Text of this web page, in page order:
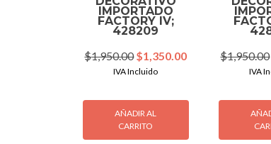
IMPORTADO
FACTORY IV;
428209
$1,950.00Original
price
$1,950.00.
$1,350.00Current
$1,350.00.
IVA Incluido
AÑADIR AL
CARRITO
$1,950.00
IVA